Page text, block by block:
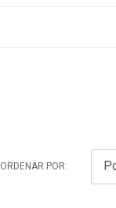
ORDENAR POR: